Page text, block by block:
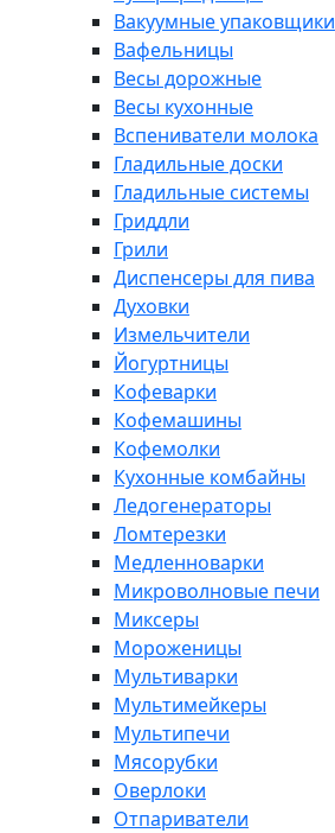
Вакуумные упаковщики
Вафельницы
Весы дорожные
Весы кухонные
Вспениватели молока
Гладильные доски
Гладильные системы
Гриддли
Грили
Диспенсеры для пива
Духовки
Измельчители
Йогуртницы
Кофеварки
Кофемашины
Кофемолки
Кухонные комбайны
Ледогенераторы
Ломтерезки
Медленноварки
Микроволновые печи
Миксеры
Мороженицы
Мультиварки
Мультимейкеры
Мультипечи
Мясорубки
Оверлоки
Отпариватели